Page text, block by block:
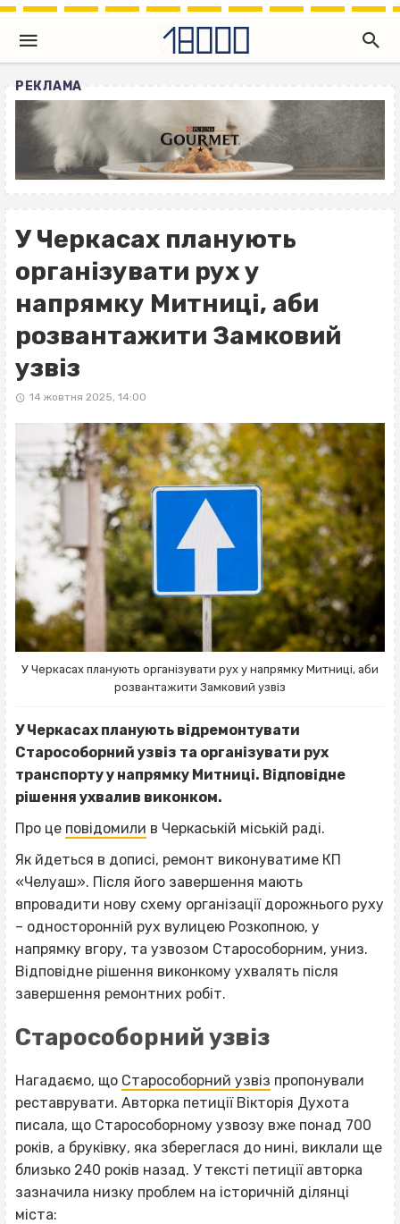
РЕКЛАМА
У Черкасах планують
організувати рух у
напрямку Митниці, аби
розвантажити Замковий
узвіз
14 жовтня 2025, 14:00
У Черкасах планують організувати рух у напрямку Митниці, аби
розвантажити Замковий узвіз
У Черкасах планують відремонтувати
Старособорний узвіз та організувати рух
транспорту у напрямку Митниці. Відповідне
рішення ухвалив виконком.
Про це повідомили в Черкаській міській раді.
Як йдеться в дописі, ремонт виконуватиме КП
«Челуаш». Після його завершення мають
впровадити нову схему організації дорожнього руху
– односторонній рух вулицею Розкопною, у
напрямку вгору, та узвозом Старособорним, униз.
Відповідне рішення виконкому ухвалять після
завершення ремонтних робіт.
Старособорний узвіз
Нагадаємо, що Старособорний узвіз пропонували
реставрувати. Авторка петиції Вікторія Духота
писала, що Старособорному узвозу вже понад 700
років, а бруківку, яка збереглася до нині, виклали ще
близько 240 років назад. У тексті петиції авторка
зазначила низку проблем на історичній ділянці
міста: